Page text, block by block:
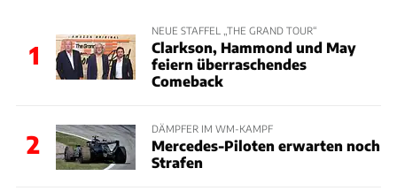
1
NEUE STAFFEL „THE GRAND TOUR“
Clarkson, Hammond und May
feiern überraschendes
Comeback
2
DÄMPFER IM WM-KAMPF
Mercedes-Piloten erwarten noch
Strafen